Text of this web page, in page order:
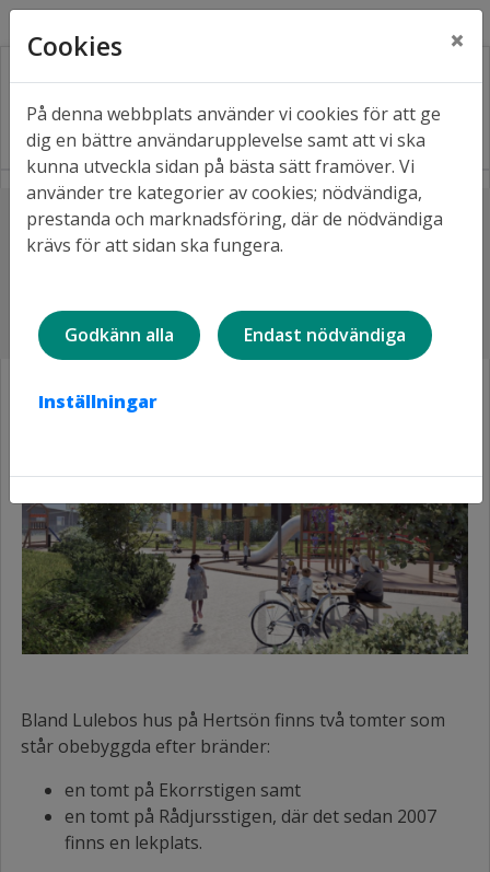
Lyssna
Hem
Projekt i våra områden
Hertsön, flytt av lekplats
Flytt och uppdatering av lekplats
på Hertsön
Bland Lulebos hus på Hertsön finns två tomter som
står obebyggda efter bränder:
en tomt på Ekorrstigen samt
en tomt på Rådjursstigen, där det sedan 2007
finns en lekplats.
Cookies ×
På denna webbplats använder vi cookies för att ge
dig en bättre användarupplevelse samt att vi ska
kunna utveckla sidan på bästa sätt framöver. Vi
använder tre kategorier av cookies; nödvändiga,
prestanda och marknadsföring, där de nödvändiga
krävs för att sidan ska fungera.
Godkänn alla Endast nödvändiga
Inställningar